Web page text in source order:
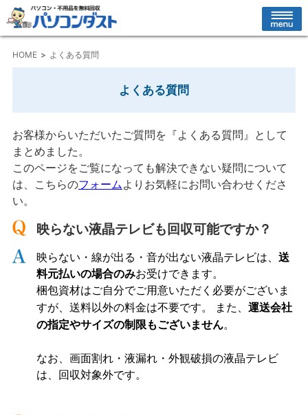
HOME よくある質問
よくある質問
お客様からいただいたご質問を『よくある質問』として
まとめました。
このページをご覧になっても解決できない疑問について
は、こちらのフォームよりお気軽にお問い合わせくださ
い。
映らない液晶テレビも回収可能ですか？
映らない・線が出る・音が出ない液晶テレビは、 送
料元払いの場合のみお受けできます。
梱包資材はご自分でご用意いただく必要がございま
すが、送料以外の料金は不要です。 また、 運送会社
の指定やサイズの制限もございません。
なお、画面割れ・液漏れ・外観破損の液晶テレビ
は、回収対象外です。